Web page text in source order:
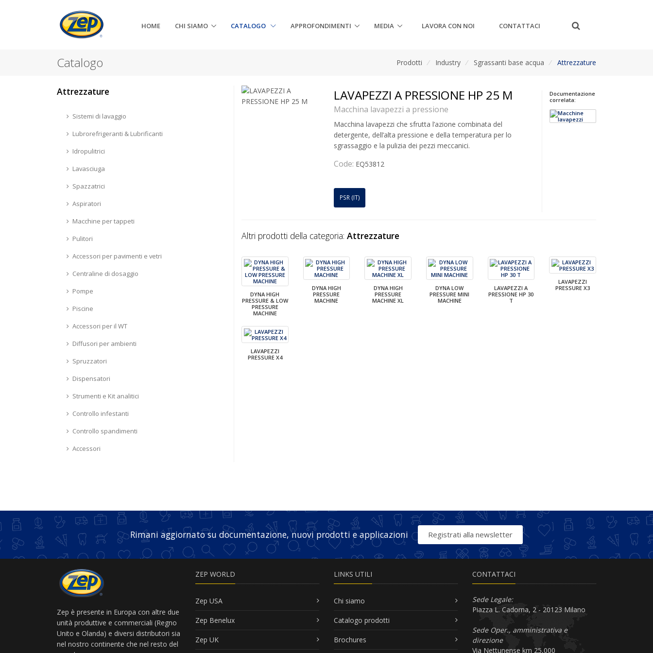
HOME CHI SIAMO CATALOGO APPROFONDIMENTI MEDIA LAVORA CON NOI CONTATTACI
Catalogo Prodotti / Industry / Sgrassanti base acqua / Attrezzature
LAVAPEZZI A PRESSIONE HP 25 M
Macchina lavapezzi a pressione
Macchina lavapezzi che sfrutta l’azione combinata del
detergente, dell’alta pressione e della temperatura per lo
sgrassaggio e la pulizia dei pezzi meccanici.
Code: EQ53812
PSR (IT)
Documentazione
correlata:
Altri prodotti della categoria: Attrezzature
DYNA HIGH
PRESSURE & LOW
PRESSURE
MACHINE
DYNA HIGH
PRESSURE
MACHINE
DYNA HIGH
PRESSURE
MACHINE XL
DYNA LOW
PRESSURE MINI
MACHINE
LAVAPEZZI A
PRESSIONE HP 30
T
LAVAPEZZI
PRESSURE X3
LAVAPEZZI
PRESSURE X4
Attrezzature
Sistemi di lavaggio
Lubrorefrigeranti & Lubrificanti
Idropulitrici
Lavasciuga
Spazzatrici
Aspiratori
Macchine per tappeti
Pulitori
Accessori per pavimenti e vetri
Centraline di dosaggio
Pompe
Piscine
Accessori per il WT
Diffusori per ambienti
Spruzzatori
Dispensatori
Strumenti e Kit analitici
Controllo infestanti
Controllo spandimenti
Accessori
Rimani aggiornato su documentazione, nuovi prodotti e applicazioni Registrati alla newsletter
Zep è presente in Europa con altre due
unità produttive e commerciali (Regno
Unito e Olanda) e diversi distributori sia
nel nostro continente che nel resto del
ZEP WORLD
Zep USA
Zep Benelux
Zep UK
LINKS UTILI
Chi siamo
Catalogo prodotti
Brochures
CONTATTACI
Sede Legale:
Piazza L. Cadorna, 2 - 20123 Milano
Sede Oper., amministrativa e
direzione
Via Nettunense km 25,000